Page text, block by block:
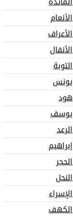
الأنعام
الأعراف
الأنفال
التوبة
يونس
هود
يوسف
الرعد
إبراهيم
الحجر
النحل
الإسراء
الكهف